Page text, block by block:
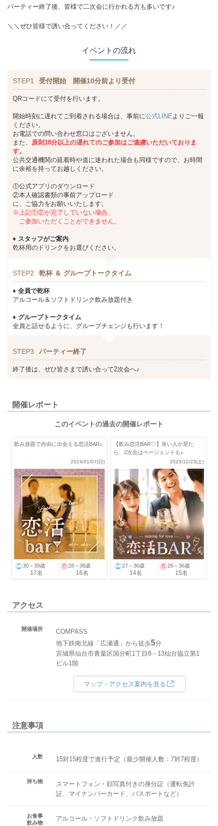
パーティー終了後、皆様で二次会に行かれる方も多いです♪
＼＼ぜひ皆様で誘い合ってください！／／
イベントの流れ
STEP1 受付開始 開催10分前より受付
QRコードにて受付を行います。
開始時刻に遅れてご到着される場合は、事前に公式LINEよりご一報
ください。
お電話での問い合わせ窓口はございません。
また、 原則10分以上の遅れてのご参加はご遠慮いただいておりま
す。
公共交通機関の延着時や道に迷われた場合も同様ですので、お時間
に余裕を持ってお越しください。
①公式アプリのダウンロード
②本人確認書類の事前アップロード
に、ご協力をお願いいたします。
※上記①②が完了していない場合、
ご参加いただくことができません。
♦ スタッフがご案内
乾杯用のドリンクをお選びください。
STEP2 乾杯 ＆ グループトークタイム
♦ 全員で乾杯
アルコール＆ソフトドリンク飲み放題付き
♦ グループトークタイム
全員と話せるように、グループチェンジも行います！
STEP3 パーティー終了
終了後は、ぜひ皆さまで誘い合って2次会へ♪
開催レポート
このイベントの過去の開催レポート
飲み放題で自由に出会える恋活BAR♪
2024/01/07(日)
30～39歳
17名
28～38歳
16名
【飲み恋活BAR♡】良い人が居た
ら、2次会はページェントも♪
2023/12/23(土)
27～36歳
14名
26～36歳
15名
アクセス
開催場所
COMPASS
地下鉄南北線「広瀬通」から徒歩5分
宮城県仙台市青葉区国分町1丁目8－13仙台協立第1
ビル1階
マップ・アクセス案内を見る
注意事項
人数 15対15程度で進行予定（最少開催人数：7対7程度）
持ち物
スマートフォン・顔写真付きの身分証（運転免許
証、マイナンバーカード、パスポートなど）
お食事
飲み物
アルコール・ソフトドリンク飲み放題